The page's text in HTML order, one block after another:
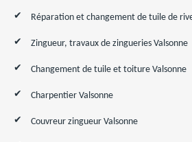
Réparation et changement de tuile de
Zingueur, travaux de zingueries Valsonne
Changement de tuile et toiture Valsonne
Charpentier Valsonne
Couvreur zingueur Valsonne